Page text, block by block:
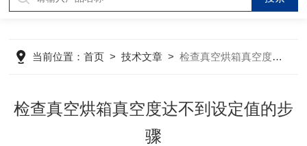
当前位置：首页 >技术文章 >检查真空烘箱真空度达不到设定值的步骤
检查真空烘箱真空度达不到设定值的步
骤